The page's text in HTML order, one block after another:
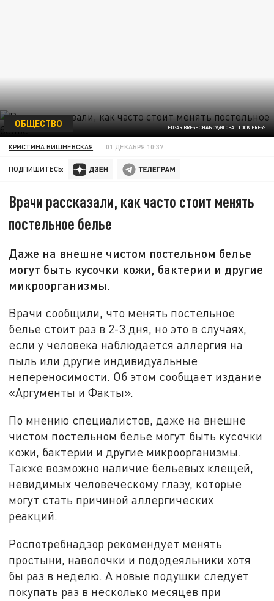
EDGAR BRESHCHANOV/GLOBAL LOOK PRESS
ОБЩЕСТВО
КРИСТИНА ВИШНЕВСКАЯ 01 ДЕКАБРЯ 10:37
ПОДПИШИТЕСЬ:
Врачи рассказали, как часто стоит менять
постельное белье
Даже на внешне чистом постельном белье
могут быть кусочки кожи, бактерии и другие
микроорганизмы.
Врачи сообщили, что менять постельное
белье стоит раз в 2-3 дня, но это в случаях,
если у человека наблюдается аллергия на
пыль или другие индивидуальные
непереносимости. Об этом сообщает издание
«Аргументы и Факты».
По мнению специалистов, даже на внешне
чистом постельном белье могут быть кусочки
кожи, бактерии и другие микроорганизмы.
Также возможно наличие бельевых клещей,
невидимых человеческому глазу, которые
могут стать причиной аллергических
реакций.
Роспотребнадзор рекомендует менять
простыни, наволочки и пододеяльники хотя
бы раз в неделю. А новые подушки следует
покупать раз в несколько месяцев при